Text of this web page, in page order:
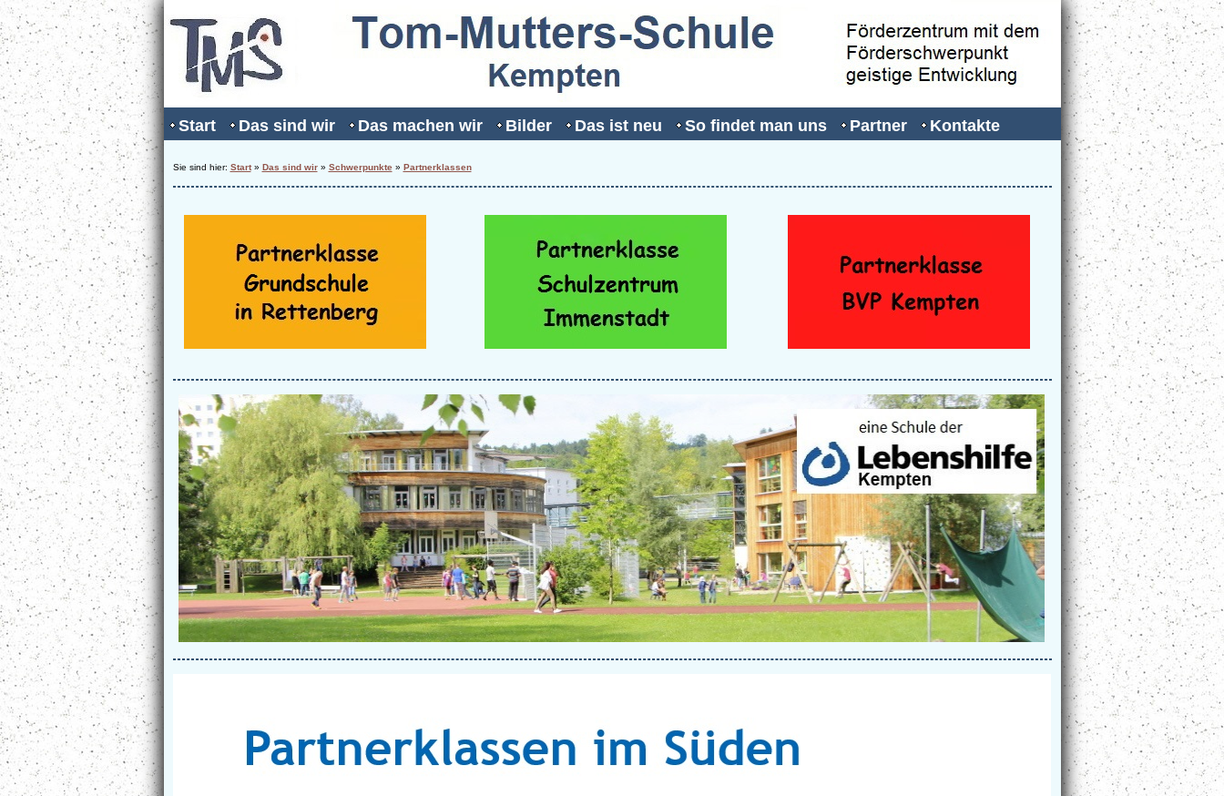
Start Das sind wir Das machen wir Bilder Das ist neu So findet man uns Partner Kontakte
Sie sind hier: Start» Das sind wir» Schwerpunkte» Partnerklassen